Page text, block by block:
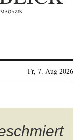
Fr, 7. Aug 2026